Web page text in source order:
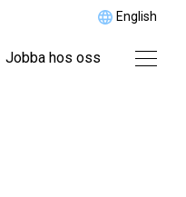
English
Jobba hos oss